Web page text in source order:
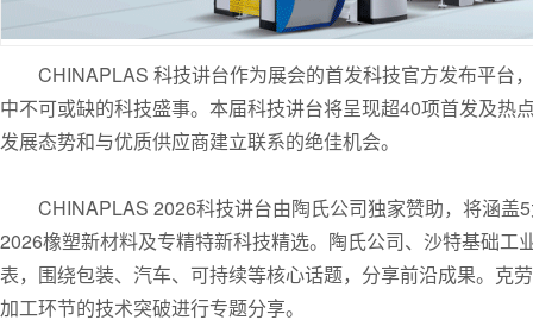
CHINAPLAS 科技讲台作为展会的首发科技官方发布平台
中不可或缺的科技盛事。本届科技讲台将呈现超40项首发及
发展态势和与优质供应商建立联系的绝佳机会。
CHINAPLAS 2026科技讲台由陶氏公司独家赞助，将涵
2026橡塑新材料及专精特新科技精选。陶氏公司、沙特基础
表，围绕包装、汽车、可持续等核心话题，分享前沿成果。克
加工环节的技术突破进行专题分享。